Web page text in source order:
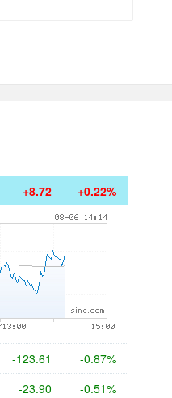
+8.72 +0.22%
-123.61 -0.87%
-23.90 -0.51%